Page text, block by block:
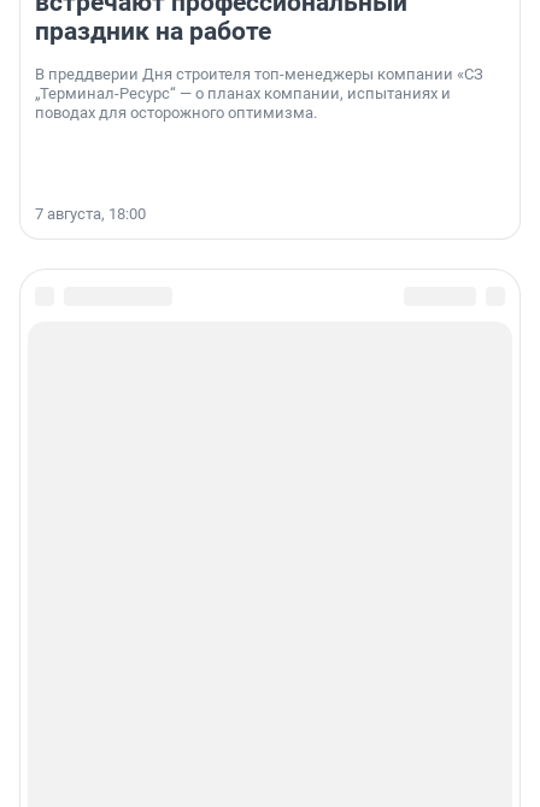
праздник на работе
В преддверии Дня строителя топ-менеджеры компании «СЗ
„Терминал-Ресурс“ — о планах компании, испытаниях и
поводах для осторожного оптимизма.
7 августа, 18:00